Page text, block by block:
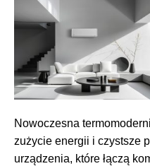
Nowoczesna
zużycie energii i czystsze
urządzenia, które łączą